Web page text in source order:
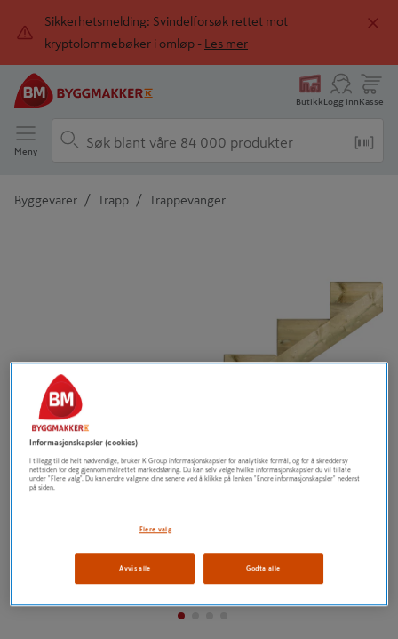
Sikkerhetsmelding: Svindelforsøk rettet mot
kryptolommebøker i omløp -
Les mer
ButikkLogg innKasse
Meny
Byggevarer / Trapp / Trappevanger
Tidligere
Informasjonskapsler (cookies)
I tillegg til de helt nødvendige, bruker K Group informasjonskapsler for analytiske formål, og for å skreddersy
nettsiden for deg gjennom målrettet markedsføring. Du kan selv velge hvilke informasjonskapsler du vil tillate
under "Flere valg". Du kan endre valgene dine senere ved å klikke på lenken "Endre informasjonskapsler" nederst
på siden.
Flere valg
Avvis alle Godta alle